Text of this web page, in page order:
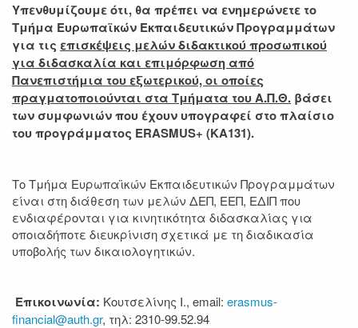
Υπενθυμίζουμε ότι, θα πρέπει να ενημερώνετε το
Τμήμα Ευρωπαϊκών Εκπαιδευτικών Προγραμμάτων
για τις επισκέψεις μελών διδακτικού προσωπικού
για διδασκαλία και επιμόρφωση από
Πανεπιστήμια του εξωτερικού, οι οποίες
πραγματοποιούνται στα Τμήματα του Α.Π.Θ. βάσει
των συμφωνιών που έχουν υπογραφεί στο πλαίσιο
του προγράμματος ERASMUS+ (ΚΑ131).
Το Τμήμα Ευρωπαϊκών Εκπαιδευτικών Προγραμμάτων
είναι στη διάθεση των μελών ΔΕΠ, ΕΕΠ, ΕΔΙΠ που
ενδιαφέρονται για κινητικότητα διδασκαλίας για
οποιαδήποτε διευκρίνιση σχετικά με τη διαδικασία
υποβολής των δικαιολογητικών.
Επικοινωνία: Κουτσελίνης Ι., email: erasmus-
financial@auth.gr, τηλ: 2310-99.52.94